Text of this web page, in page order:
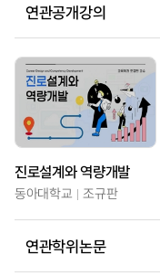
연관공개강의
진로설계와 역량개발
동아대학교 조규판
연관학위논문